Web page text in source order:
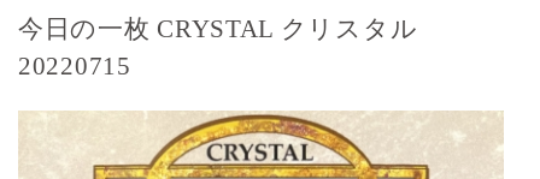
今日の一枚 CRYSTAL クリスタル
20220715